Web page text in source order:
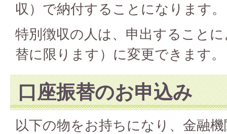
収）で納付することになります。
特別徴収の人は、申出すること
替に限ります）に変更できます。
口座振替のお申込み
以下の物をお持ちになり、金融